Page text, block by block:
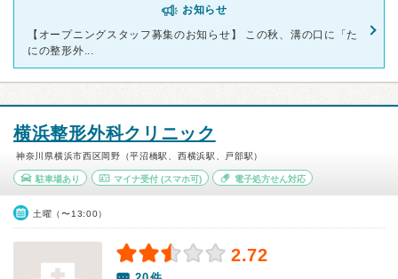
お知らせ
【オープニングスタッフ募集のお知らせ】 この秋、溝の口に「た
にの整形外...
横浜整形外科クリニック
神奈川県横浜市西区岡野（平沼橋駅、西横浜駅、戸部駅）
駐車場あり マイナ受付(スマホ可) 電子処方せん対応
土曜（〜13:00）
2.72